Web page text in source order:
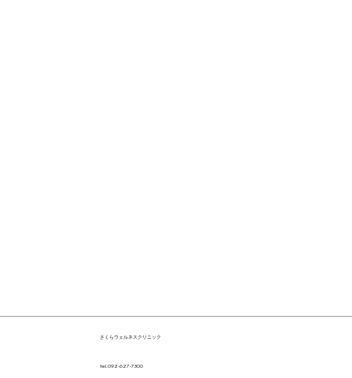
さくらウェルネスクリニック
tel.092-627-7300